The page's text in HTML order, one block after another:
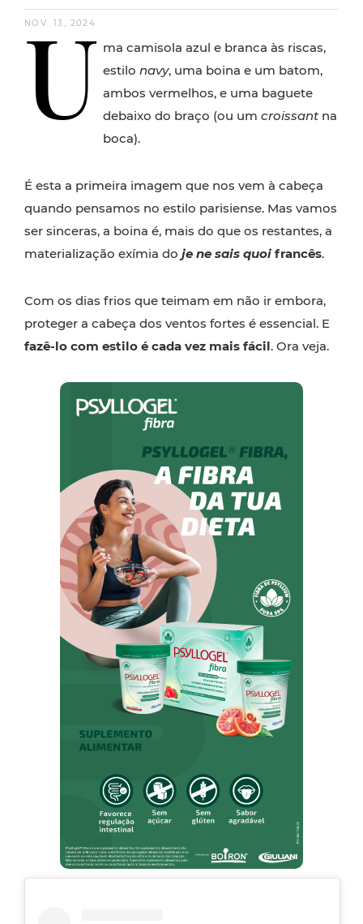
NOV. 13, 2024
U ma camisola azul e branca às riscas,
estilo navy, uma boina e um batom,
ambos vermelhos, e uma baguete
debaixo do braço (ou um croissant na
boca).
É esta a primeira imagem que nos vem à cabeça
quando pensamos no estilo parisiense. Mas vamos
ser sinceras, a boina é, mais do que os restantes, a
materialização exímia do je ne sais quoi francês.
Com os dias frios que teimam em não ir embora,
proteger a cabeça dos ventos fortes é essencial. E
fazê-lo com estilo é cada vez mais fácil. Ora veja.